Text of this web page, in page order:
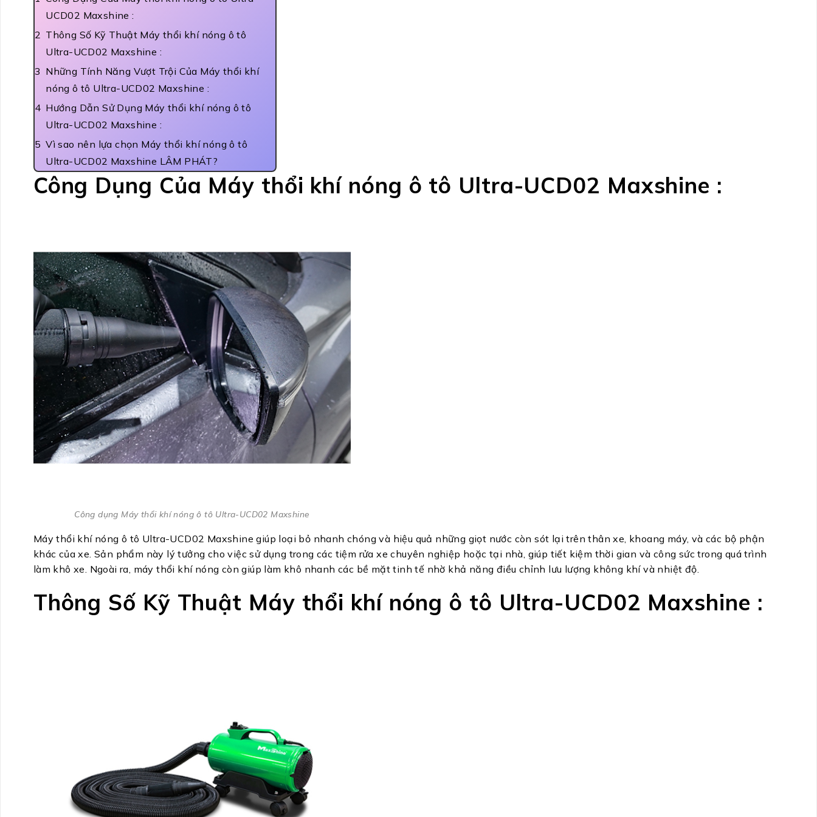
UCD02 Maxshine :
Thông Số Kỹ Thuật Máy thổi khí nóng ô tô
Ultra-UCD02 Maxshine :
Những Tính Năng Vượt Trội Của Máy thổi khí
nóng ô tô Ultra-UCD02 Maxshine :
Hướng Dẫn Sử Dụng Máy thổi khí nóng ô tô
Ultra-UCD02 Maxshine :
Vì sao nên lựa chọn Máy thổi khí nóng ô tô
Ultra-UCD02 Maxshine LÂM PHÁT?
Công Dụng Của Máy thổi khí nóng ô tô Ultra-UCD02 Maxshine :
Công dụng Máy thổi khí nóng ô tô Ultra-UCD02 Maxshine
Máy thổi khí nóng ô tô Ultra-UCD02 Maxshine giúp loại bỏ nhanh chóng và hiệu quả những giọt nước còn sót lại trên thân xe, khoang máy, và các bộ phận
khác của xe. Sản phẩm này lý tưởng cho việc sử dụng trong các tiệm rửa xe chuyên nghiệp hoặc tại nhà, giúp tiết kiệm thời gian và công sức trong quá trình
làm khô xe. Ngoài ra, máy thổi khí nóng còn giúp làm khô nhanh các bề mặt tinh tế nhờ khả năng điều chỉnh lưu lượng không khí và nhiệt độ.
Thông Số Kỹ Thuật Máy thổi khí nóng ô tô Ultra-UCD02 Maxshine :